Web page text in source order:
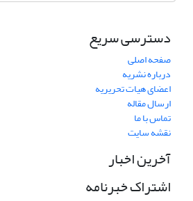
دسترسی سریع
صفحه اصلی
درباره نشریه
اعضای هیات تحریریه
ارسال مقاله
تماس با ما
نقشه سایت
آخرین اخبار
اشتراک خبرنامه